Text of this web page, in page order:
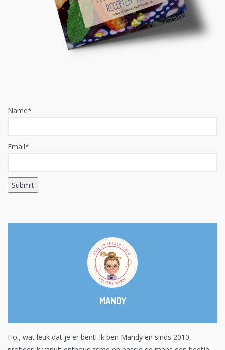
Name*
Email*
MANDY
Hoi, wat leuk dat je er bent! Ik ben Mandy en sinds 2010,